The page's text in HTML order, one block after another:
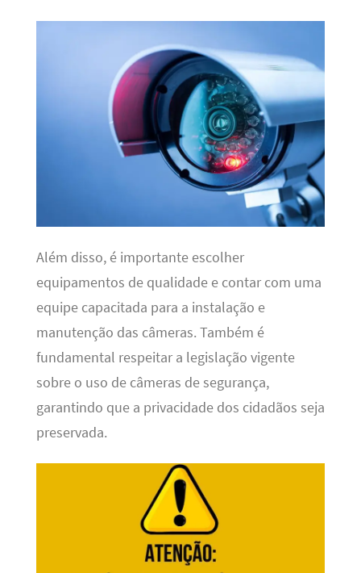
Além disso, é importante escolher
equipamentos de qualidade e contar com uma
equipe capacitada para a instalação e
manutenção das câmeras. Também é
fundamental respeitar a legislação vigente
sobre o uso de câmeras de segurança,
garantindo que a privacidade dos cidadãos seja
preservada.